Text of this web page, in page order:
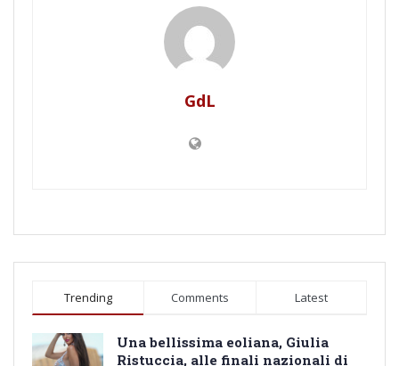
GdL
Trending Comments Latest
Una bellissima eoliana, Giulia
Ristuccia, alle finali nazionali di